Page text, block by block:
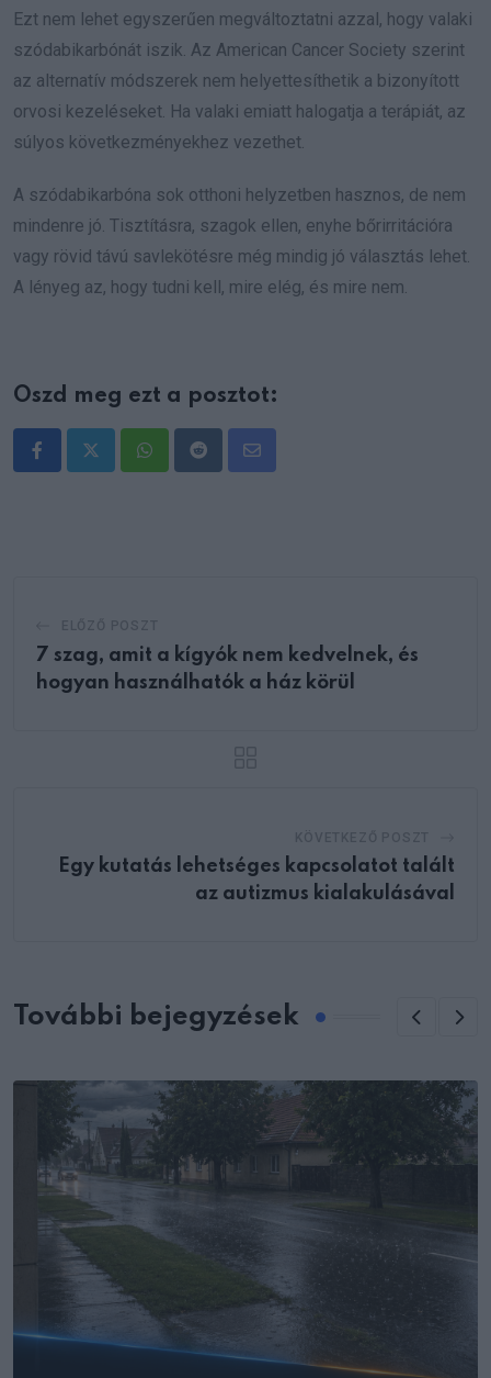
Ezt nem lehet egyszerűen megváltoztatni azzal, hogy valaki
szódabikarbónát iszik. Az American Cancer Society szerint
az alternatív módszerek nem helyettesíthetik a bizonyított
orvosi kezeléseket. Ha valaki emiatt halogatja a terápiát, az
súlyos következményekhez vezethet.
A szódabikarbóna sok otthoni helyzetben hasznos, de nem
mindenre jó. Tisztításra, szagok ellen, enyhe bőrirritációra
vagy rövid távú savlekötésre még mindig jó választás lehet.
A lényeg az, hogy tudni kell, mire elég, és mire nem.
Oszd meg ezt a posztot:
WhatsappRedditShare
7 szag, amit a kígyók nem kedvelnek, és
hogyan használhatók a ház körül
Egy kutatás lehetséges kapcsolatot talált
az autizmus kialakulásával
További bejegyzések